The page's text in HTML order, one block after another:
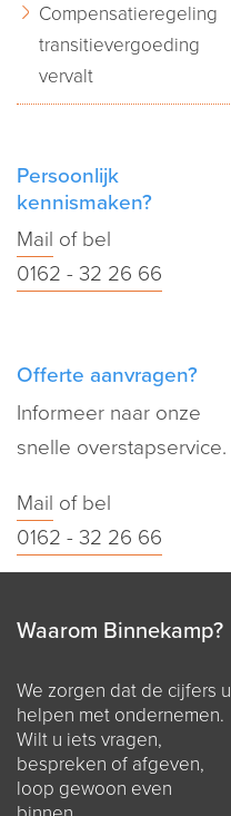
Compensatieregeling
transitievergoeding
vervalt
Persoonlijk
kennismaken?
Mail of bel
0162 - 32 26 66
Offerte aanvragen?
Informeer naar onze
snelle overstapservice.
Mail of bel
0162 - 32 26 66
Waarom Binnekamp?
We zorgen dat de cijfers u
helpen met ondernemen.
Wilt u iets vragen,
bespreken of afgeven,
loop gewoon even